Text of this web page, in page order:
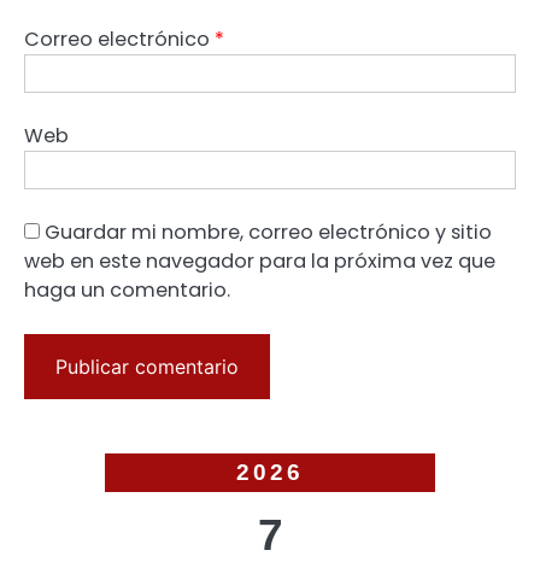
Correo electrónico *
Web
Guardar mi nombre, correo electrónico y sitio
web en este navegador para la próxima vez que
haga un comentario.
2026
7